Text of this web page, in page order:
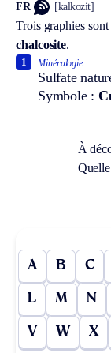
FR [kalkozit]
Trois graphies sont
chalcosite.
Minéralogie.
Sulfate
Symbole :
1
À
A B C
L M N
V W X